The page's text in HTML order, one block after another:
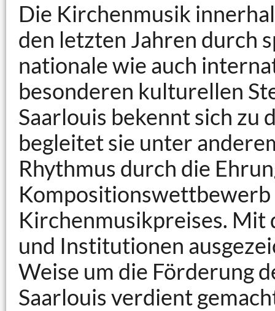
Die Kirchenmusik
den letzten Jahren durch
nationale wie auch
besonderen kulturellen
Saarlouis bekennt sich zu
begleitet sie unter
Rhythmus durch die
Kompositionswettbewerb
Kirchenmusikpreises. Mit
und Institutionen
Weise um die Förderung
Saarlouis verdient